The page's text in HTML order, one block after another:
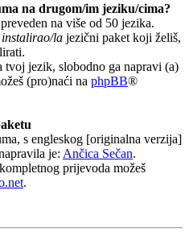
na drugom/im jeziku/cima?
na više od 50 jezika.
la jezični paket koji želiš,
jezik, slobodno ga napravi (a)
(pro)naći na phpBB®
s engleskog [originalna verzija]
je: Ančica Sečan.
prijevoda možeš
.